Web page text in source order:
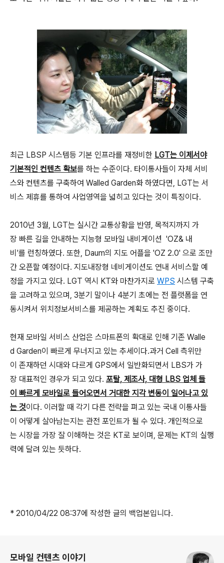
최근 LBSP 시스템등 기본 인프라를 재정비한 LGT는 이제서야
기본적인 컨텐츠 확보를 하는 수준이다. 타이통사들이 자체 서비
스와 컨텐츠를 구축하여 Walled Garden화 하였다면, LGT는 서
비스 제휴를 통하여 사업영역을 넓히고 있다는 것이 특징이다.
2010년 3월, LGT는 실시간 교통상황을 반영, 목적지까지 가
장 빠른 길을 안내하는 지능형 모바일 내비게이션 'OZ& 내
비'를 런칭하였다. 또한, Daum의 지도 어플을 'OZ 2.0' 으로 조만
간 오픈할 예정이다. 지도내장형 네비게이션도 연내 서비스할 예
정을 가지고 있다. LGT 역시 KT와 마찬가지로 WPS 시스템 구축
을 고려하고 있으며, 3분기 말이나 4분기 초에는 전 플랫폼을 연
동시켜서 위치정보서비스를 제공하는 계획도 추진 중이다.
현재 모바일 서비스 산업은 스마트폰의 확대로 인해 기존 Walle
d Garden이 빠르게 무너지고 있는 추세이다.과거 Cell 측위만
이 존재하던 시대와 다르게 GPS에서 일반화되면서 LBS가 가
장 대표적인 경우가 되고 있다. 포탈, 제조사, 대형 LBS 업체 들
이 빠르게 모바일로 들어오면서 거대한 지각 변동이 일어나고 있
는 것이다. 이러할 때 각기 다른 전략을 펴고 있는 국내 이통사들
이 어떻게 살아남는지는 관전 포인트가 될 수 있다. 개인적으로
는 시장을 가장 잘 이해하는 것은 KT로 보이며, 문제는 KT의 실행
력에 달려 있는 듯하다.
* 2010/04/22 08:37에 작성한 글의 백업본입니다.
모바일 컨텐츠 이야기